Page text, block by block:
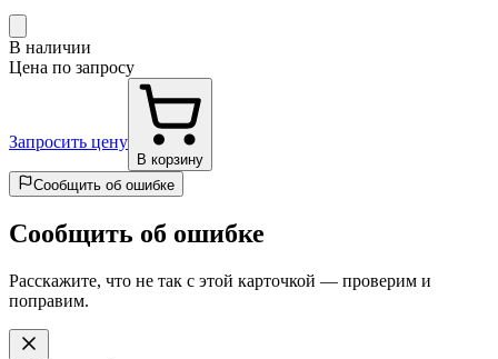
В наличии
Цена по запросу
Запросить цену
В корзину
Сообщить об ошибке
Сообщить об ошибке
Расскажите, что не так с этой карточкой — проверим и
поправим.